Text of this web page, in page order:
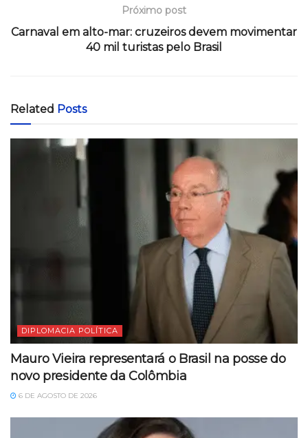
Próximo post
Carnaval em alto-mar: cruzeiros devem movimentar
40 mil turistas pelo Brasil
Related Posts
DIPLOMACIA POLÍTICA
Mauro Vieira representará o Brasil na posse do
novo presidente da Colômbia
6 DE AGOSTO DE 2026